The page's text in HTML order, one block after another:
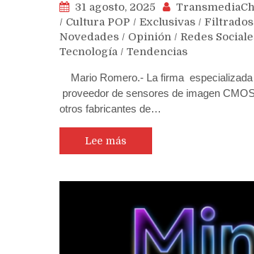
31 agosto, 2025
/ Cultura POP / Exclusivas / Filtrados
Novedades / Opinión / Redes
Tecnología / Tendencias
Mario Romero.- La firma
proveedor de sensores de imagen
otros fabricantes de…
Lee más